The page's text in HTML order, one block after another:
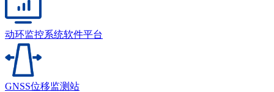
动环监控系统软件平台
GNSS位移监测站